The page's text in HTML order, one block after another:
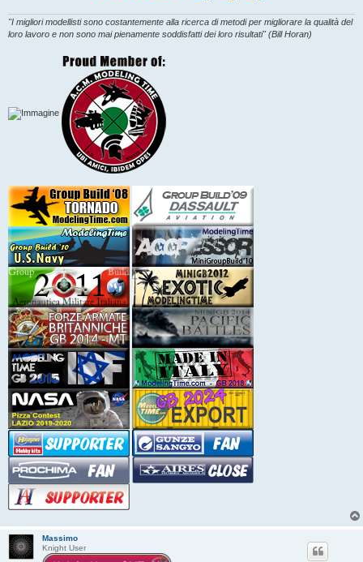
"I migliori modellisti sono costantemente alla ricerca di metodi per migliorare la qualità del
loro lavoro e non sono mai pienamente soddisfatti dei loro risultati" (Bill Horan)
Massimo
Knight User